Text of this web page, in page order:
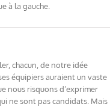
à la gauche.
chacun, de notre idée
équipiers auraient un vaste
nous risquons d’exprimer
ne sont pas candidats. Mais